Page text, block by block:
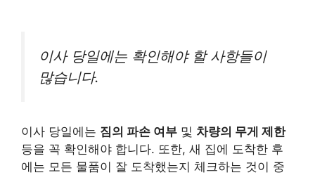
이사 당일에는 확인해야 할 사항들이
많습니다.
이사 당일에는 짐의 파손 여부 및 차량의 무게 제한
등을 꼭 확인해야 합니다. 또한, 새 집에 도착한 후
에는 모든 물품이 잘 도착했는지 체크하는 것이 중